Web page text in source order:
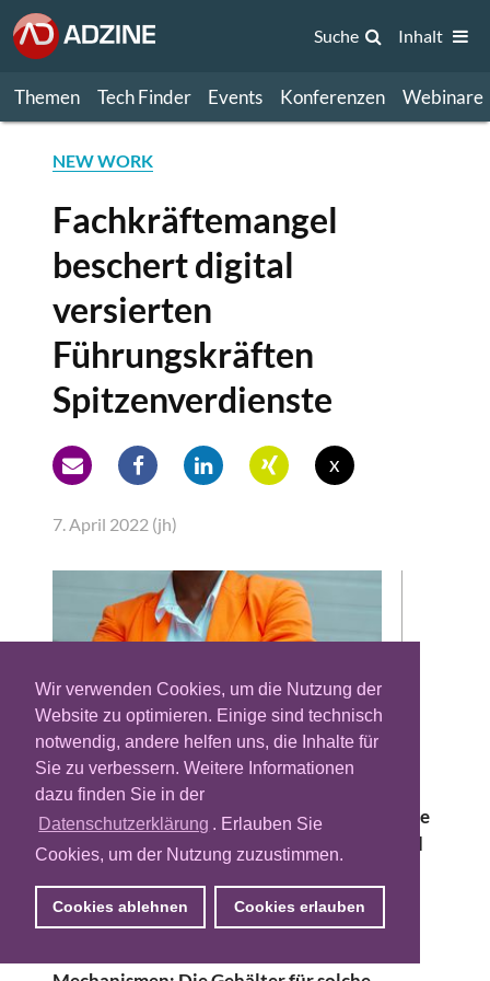
Wir verwenden Cookies, um die Nutzung der
Website zu optimieren. Einige sind technisch
notwendig, andere helfen uns, die Inhalte für
Sie zu verbessern. Weitere Informationen
dazu finden Sie in der
Datenschutzerklärung . Erlauben Sie
Cookies, um der Nutzung zuzustimmen.
Cookies ablehnen Cookies erlauben
Themen Tech Finder Events Konferenzen Webinare
Suche Inhalt
NEW WORK
Fachkräftemangel
beschert digital
versierten
Führungskräften
Spitzenverdienste
x
7. April 2022 (jh)
Der Fachkräftemangel in der Digital-Branche
ist längst zum Normalzustand geworden und
die Nachfrage nach Expertise für digitale
Geschäftsmodelle und Innovationen
übersteigt deutlich das Angebot. Dies führt